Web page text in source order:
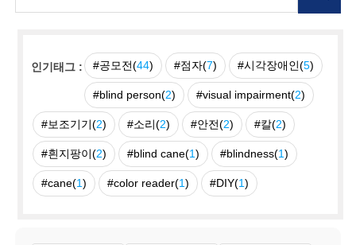
인기태그 : #공모전(44) #점자(7) #시각장애인(5)
#blind person(2) #visual impairment(2)
#보조기기(2) #소리(2) #안전(2) #칼(2)
#흰지팡이(2) #blind cane(1) #blindness(1)
#cane(1) #color reader(1) #DIY(1)